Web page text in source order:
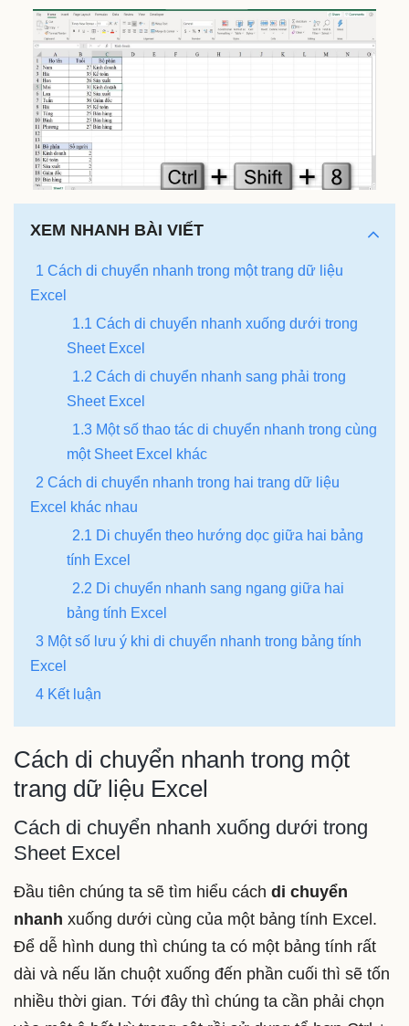
XEM NHANH BÀI VIẾT
1 Cách di chuyển nhanh trong một trang dữ liệu
Excel
1.1 Cách di chuyển nhanh xuống dưới trong
Sheet Excel
1.2 Cách di chuyển nhanh sang phải trong
Sheet Excel
1.3 Một số thao tác di chuyển nhanh trong cùng
một Sheet Excel khác
2 Cách di chuyển nhanh trong hai trang dữ liệu
Excel khác nhau
2.1 Di chuyển theo hướng dọc giữa hai bảng
tính Excel
2.2 Di chuyển nhanh sang ngang giữa hai
bảng tính Excel
3 Một số lưu ý khi di chuyển nhanh trong bảng tính
Excel
4 Kết luận
Cách di chuyển nhanh trong một
trang dữ liệu Excel
Cách di chuyển nhanh xuống dưới trong
Sheet Excel
Đầu tiên chúng ta sẽ tìm hiểu cách di chuyển
nhanh xuống dưới cùng của một bảng tính Excel.
Để dễ hình dung thì chúng ta có một bảng tính rất
dài và nếu lăn chuột xuống đến phần cuối thì sẽ tốn
nhiều thời gian. Tới đây thì chúng ta cần phải chọn